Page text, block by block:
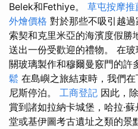
Belek和Fethiye。 草屯按摩推
外燴價格 對於那些不吸引越過
索契和克里米亞的海濱度假勝
送出一份受歡迎的禮物。 在
關玻璃製作和穆爾曼竅門的許
鬆 在島嶼之旅結束時，我們
尼斯停泊。 工商登記 因此，
賞到諸如拉納卡城堡，哈拉·
堂或基伊圖考古遺址之類的景